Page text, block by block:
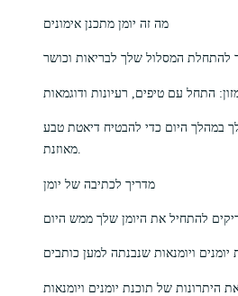
מה זה יומן מתכנן אימונים
להתחלת המסלול שלך לבריאות וכושר
התחל עם טיפים, רעיונות ודוגמאות
במהלך היום כדי להבטיח דיאטת טבע
מאוזנת.
מדריך לכתיבה של יומן
להתחיל את היומן שלך ממש היום
יומנים ויומנאות שנבנתה למען כותבים
היתרונות של תוכנת יומנים ויומנאות